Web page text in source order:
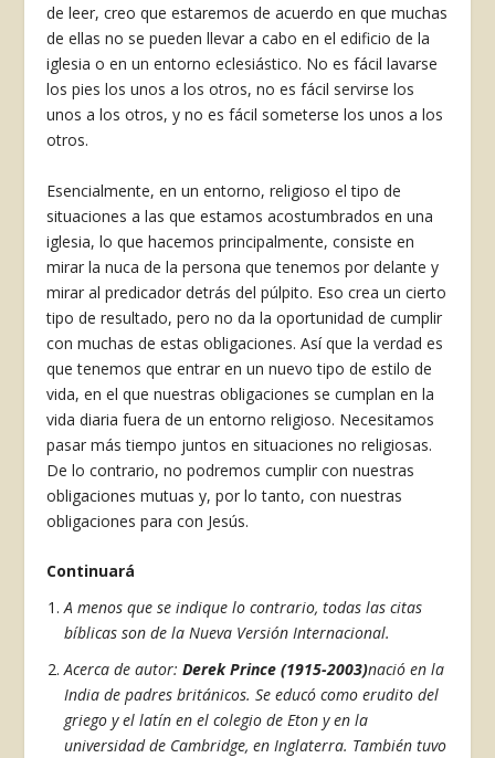
de leer, creo que estaremos de acuerdo en que muchas
de ellas no se pueden llevar a cabo en el edificio de la
iglesia o en un entorno eclesiástico. No es fácil lavarse
los pies los unos a los otros, no es fácil servirse los
unos a los otros, y no es fácil someterse los unos a los
otros.
Esencialmente, en un entorno, religioso el tipo de
situaciones a las que estamos acostumbrados en una
iglesia, lo que hacemos principalmente, consiste en
mirar la nuca de la persona que tenemos por delante y
mirar al predicador detrás del púlpito. Eso crea un cierto
tipo de resultado, pero no da la oportunidad de cumplir
con muchas de estas obligaciones. Así que la verdad es
que tenemos que entrar en un nuevo tipo de estilo de
vida, en el que nuestras obligaciones se cumplan en la
vida diaria fuera de un entorno religioso. Necesitamos
pasar más tiempo juntos en situaciones no religiosas.
De lo contrario, no podremos cumplir con nuestras
obligaciones mutuas y, por lo tanto, con nuestras
obligaciones para con Jesús.
Continuará
A menos que se indique lo contrario, todas las citas
bíblicas son de la Nueva Versión Internacional.
Acerca de autor:Derek Prince (1915-2003)nació en la
India de padres británicos. Se educó como erudito del
griego y el latín en el colegio de Eton y en la
universidad de Cambridge, en Inglaterra. También tuvo